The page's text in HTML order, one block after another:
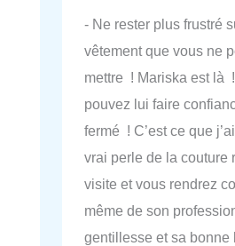
- Ne rester plus frustré
vêtement que vous ne
mettre ! Mariska est là
pouvez lui faire
fermé ! C’est ce que
vrai perle de la couture
visite et vous rendrez
même de son
gentillesse et sa bonne